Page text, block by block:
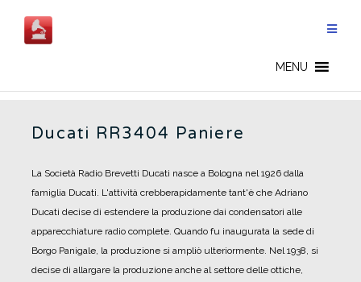
contenuto
MENU
Ducati RR3404 Paniere
La Società Radio Brevetti Ducati nasce a Bologna nel 1926 dalla
famiglia Ducati. L'attività crebberapidamente tant'è che Adriano
Ducati decise di estendere la produzione dai condensatori alle
apparecchiature radio complete. Quando fu inaugurata la sede di
Borgo Panigale, la produzione si ampliò ulteriormente. Nel 1938, si
decise di allargare la produzione anche al settore delle ottiche,